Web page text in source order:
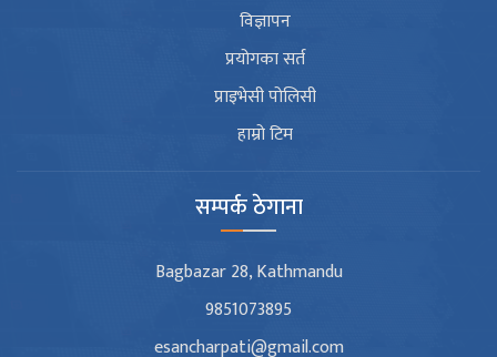
विज्ञापन
प्रयोगका सर्त
प्राइभेसी पोलिसी
हाम्रो टिम
सम्पर्क ठेगाना
Bagbazar 28, Kathmandu
9851073895
esancharpati@gmail.com